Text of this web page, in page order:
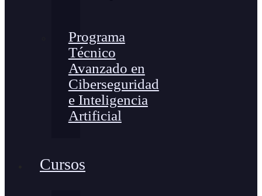
Programa
Técnico
Avanzado en
Ciberseguridad
e Inteligencia
Artificial
Cursos